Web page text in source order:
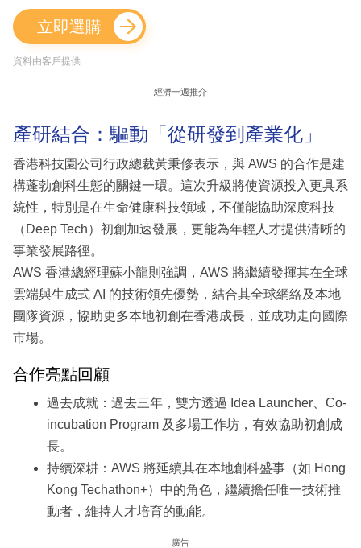
立即選購
資料由客戶提供
經濟一週推介
產研結合：驅動「從研發到產業化」
香港科技園公司行政總裁黃秉修表示，與 AWS 的合作是建
構蓬勃創科生態的關鍵一環。這次升級將使資源投入更具系
統性，特別是在生命健康科技領域，不僅能協助深度科技
（Deep Tech）初創加速發展，更能為年輕人才提供清晰的
事業發展路徑。
AWS 香港總經理蘇小龍則強調，AWS 將繼續發揮其在全球
雲端與生成式 AI 的技術領先優勢，結合其全球網絡及本地
團隊資源，協助更多本地初創在香港成長，並成功走向國際
市場。
合作亮點回顧
過去成就：過去三年，雙方透過 Idea Launcher、Co-
incubation Program 及多場工作坊，有效協助初創成
長。
持續深耕：AWS 將延續其在本地創科盛事（如 Hong
Kong Techathon+）中的角色，繼續擔任唯一技術推
動者，維持人才培育的動能。
廣告